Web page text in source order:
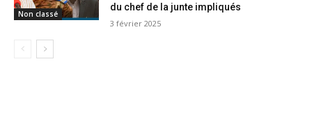
Non classé
du chef de la junte impliqués
3 février 2025